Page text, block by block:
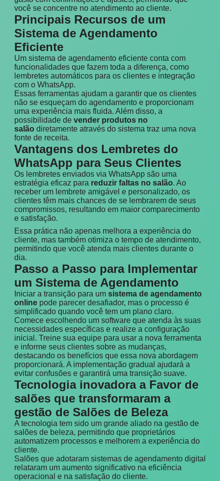
você se concentre no atendimento ao cliente.
Principais Recursos de um
Sistema de Agendamento
Eficiente
Um sistema de agendamento eficiente conta com
funcionalidades que fazem toda a diferença, como
lembretes automáticos para os clientes e integração
com o WhatsApp.
Essas ferramentas ajudam a garantir que os clientes
não se esqueçam do agendamento e proporcionam
uma experiência mais fluida. Além disso, a
possibilidade de vender produtos no
salão diretamente através do sistema traz uma nova
fonte de receita.
Vantagens dos Lembretes do
WhatsApp para Seus Clientes
Os lembretes enviados via WhatsApp são uma
estratégia eficaz para reduzir faltas no salão. Ao
receber um lembrete amigável e personalizado, os
clientes têm mais chances de se lembrarem de seus
compromissos, resultando em maior comparecimento
e satisfação.
Essa prática não apenas melhora a experiência do
cliente, mas também otimiza o tempo de atendimento,
permitindo que você atenda mais clientes durante o
dia.
Passo a Passo para Implementar
um Sistema de Agendamento
Iniciar a transição para um sistema de agendamento
onlinepode parecer desafiador, mas o processo é
simplificado quando você tem um plano claro.
Comece escolhendo um software que atenda às suas
necessidades específicas e realize a configuração
inicial. Treine sua equipe para usar a nova ferramenta
e informe seus clientes sobre as mudanças,
destacando os benefícios que essa nova abordagem
proporcionará. A implementação gradual ajudará a
evitar confusões e garantirá uma transição suave.
Tecnologia inovadora a Favor de
salões que transformaram a
gestão de Salões de Beleza
A tecnologia tem sido um grande aliado na gestão de
salões de beleza, permitindo que proprietários
automatizem processos e melhorem a experiência do
cliente.
Salões que adotaram sistemas de agendamento digital
relataram um aumento significativo na eficiência
operacional e na satisfação do cliente.